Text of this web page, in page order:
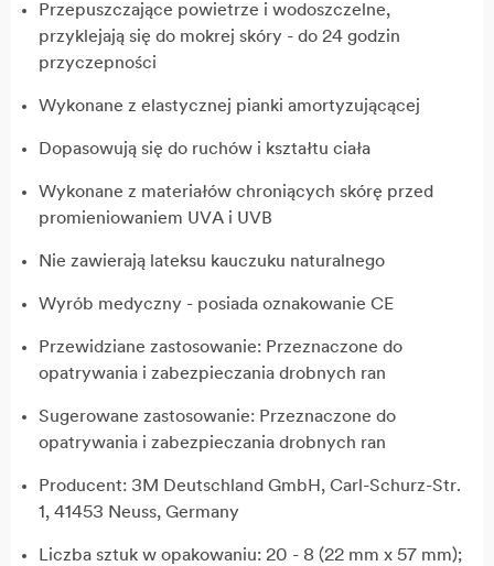
Przepuszczające powietrze i wodoszczelne,
przyklejają się do mokrej skóry - do 24 godzin
przyczepności
Wykonane z elastycznej pianki amortyzującącej
Dopasowują się do ruchów i kształtu ciała
Wykonane z materiałów chroniących skórę przed
promieniowaniem UVA i UVB
Nie zawierają lateksu kauczuku naturalnego
Wyrób medyczny - posiada oznakowanie CE
Przewidziane zastosowanie: Przeznaczone do
opatrywania i zabezpieczania drobnych ran
Sugerowane zastosowanie: Przeznaczone do
opatrywania i zabezpieczania drobnych ran
Producent: 3M Deutschland GmbH, Carl-Schurz-Str.
1, 41453 Neuss, Germany
Liczba sztuk w opakowaniu: 20 - 8 (22 mm x 57 mm);